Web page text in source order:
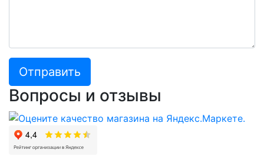
Отправить
Вопросы и отзывы